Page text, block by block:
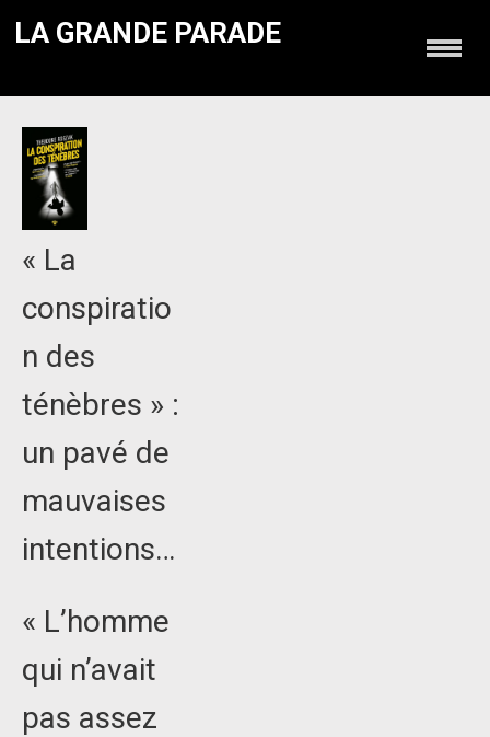
LA GRANDE PARADE
« La
conspiratio
n des
ténèbres » :
un pavé de
mauvaises
intentions…
« L’homme
qui n’avait
pas assez